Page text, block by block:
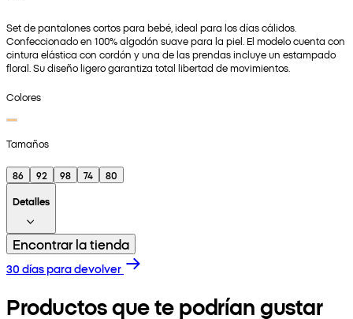
Set de pantalones cortos para bebé, ideal para los días cálidos.
Confeccionado en 100% algodón suave para la piel. El modelo cuenta con
cintura elástica con cordón y una de las prendas incluye un estampado
floral. Su diseño ligero garantiza total libertad de movimientos.
Colores
Tamaños
86 92 98 74
80
Detalles
Encontrar la tienda
30 días para devolver
Productos que te podrían gustar